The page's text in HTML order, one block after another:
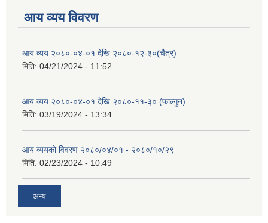
आय व्यय विवरण
आय व्यय २०८०-०४-०१ देखि २०८०-१२-३०(चैत्र)
मिति: 04/21/2024 - 11:52
आय व्यय २०८०-०४-०१ देखि २०८०-११-३० (फाल्गुन)
मिति: 03/19/2024 - 13:34
आय व्ययको विवरण २०८०/०४/०१ - २०८०/१०/२९
मिति: 02/23/2024 - 10:49
अन्य